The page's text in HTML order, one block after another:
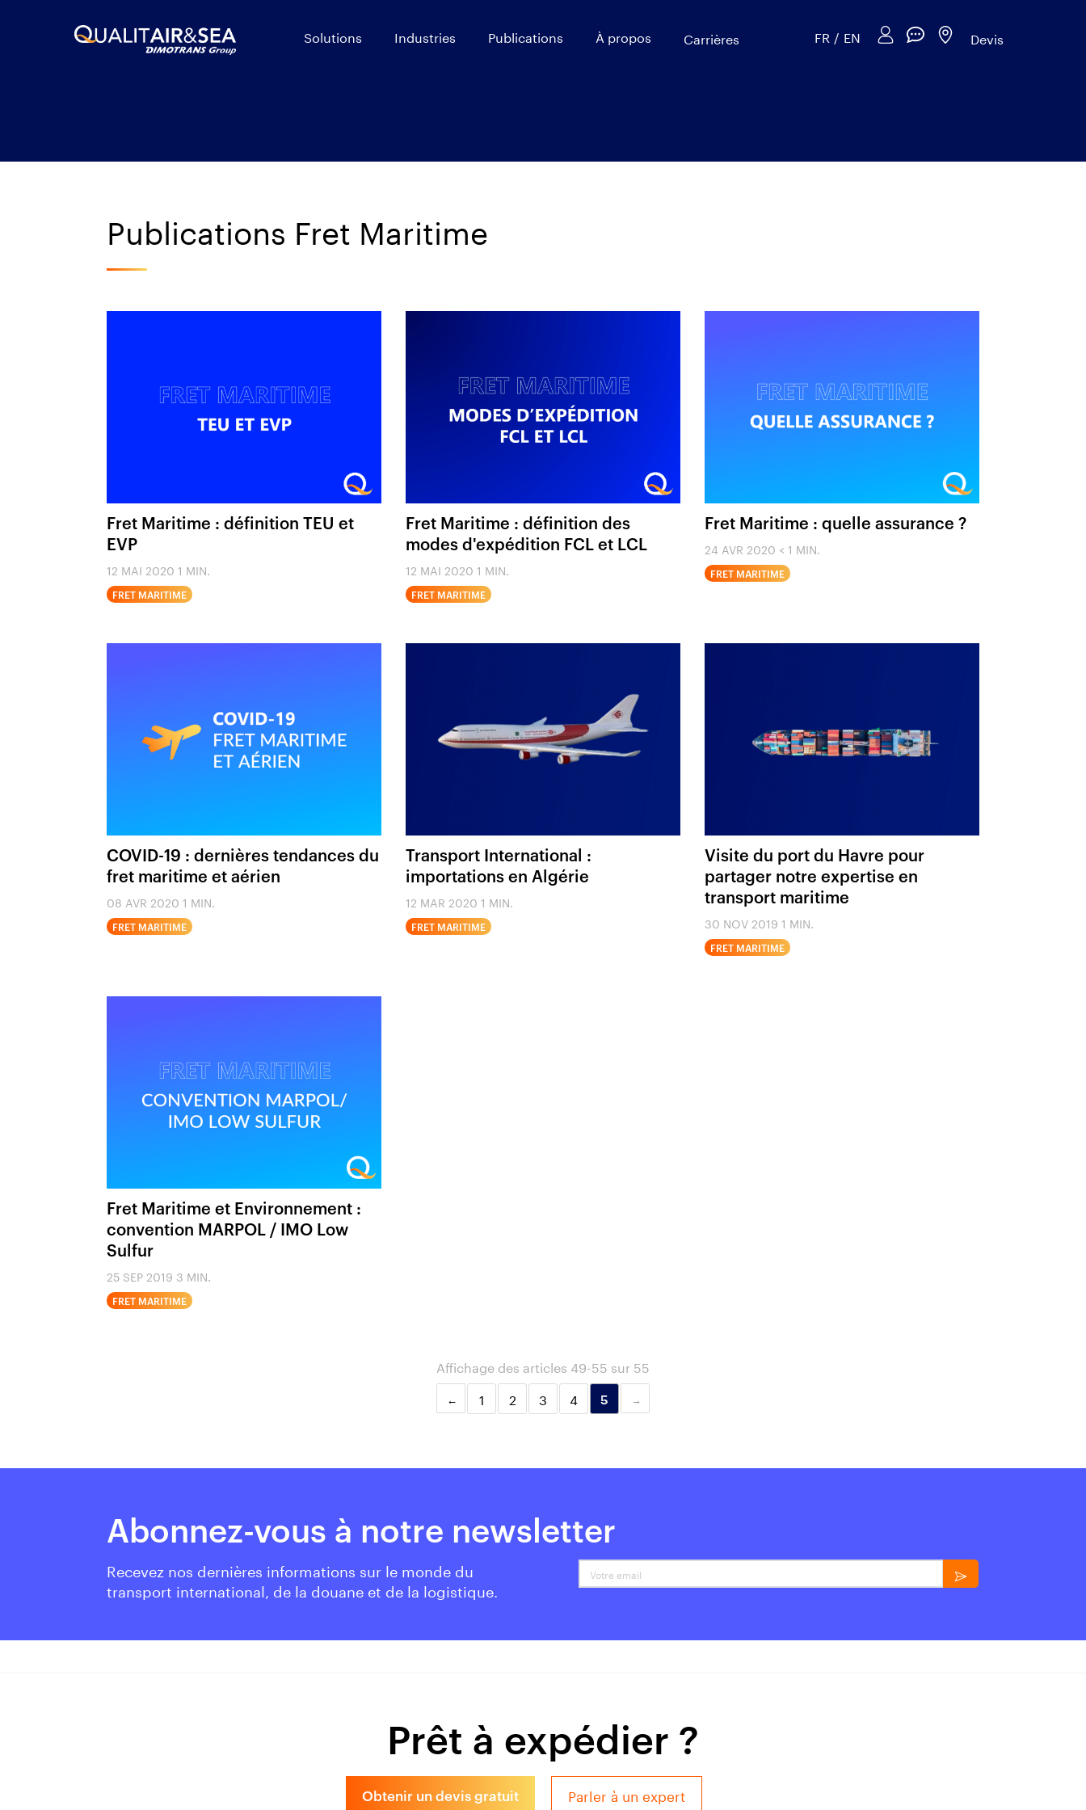
Solutions Industries Publications À propos Carrières FR / EN Devis
Publications Fret Maritime
Fret Maritime : définition TEU et
EVP
12 MAI 2020 1 MIN.
FRET MARITIME
Fret Maritime : définition des
modes d'expédition FCL et LCL
12 MAI 2020 1 MIN.
FRET MARITIME
Fret Maritime : quelle assurance ?
24 AVR 2020 < 1 MIN.
FRET MARITIME
COVID-19 : dernières tendances du
fret maritime et aérien
08 AVR 2020 1 MIN.
FRET MARITIME
Transport International :
importations en Algérie
12 MAR 2020 1 MIN.
FRET MARITIME
Visite du port du Havre pour
partager notre expertise en
transport maritime
30 NOV 2019 1 MIN.
FRET MARITIME
Fret Maritime et Environnement :
convention MARPOL / IMO Low
Sulfur
25 SEP 2019 3 MIN.
FRET MARITIME
Affichage des articles 49-55 sur 55
1
2 3 4 5
Abonnez-vous à notre newsletter
Recevez nos dernières informations sur le monde du
transport international, de la douane et de la logistique.
Votre email
Prêt à expédier ?
Obtenir un devis gratuit Parler à un expert